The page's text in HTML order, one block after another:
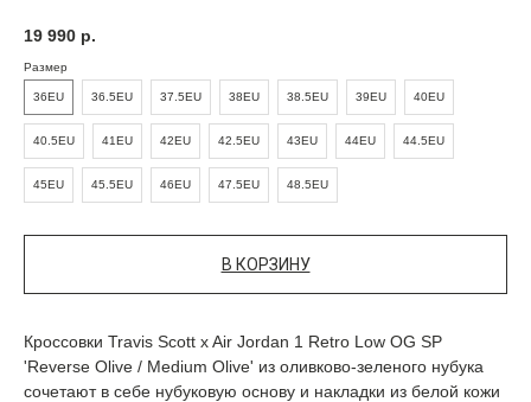
19 990 р.
Размер
36EU 36.5EU 37.5EU 38EU 38.5EU 39EU 40EU
40.5EU 41EU 42EU 42.5EU 43EU 44EU 44.5EU
45EU 45.5EU 46EU 47.5EU 48.5EU
В КОРЗИНУ
Кроссовки Travis Scott x Air Jordan 1 Retro Low OG SP
'Reverse Olive / Medium Olive' из оливково-зеленого нубука
сочетают в себе нубуковую основу и накладки из белой кожи